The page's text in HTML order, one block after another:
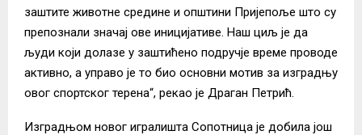
заштите животне средине и општини Пријепоље што су
препознали значај ове иницијативе. Наш циљ је да
људи који долазе у заштићено подручје време проводе
активно, а управо је то био основни мотив за изградњу
овог спортског терена“, рекао је Драган Петрић.
Изградњом новог игралишта Сопотница је добила још